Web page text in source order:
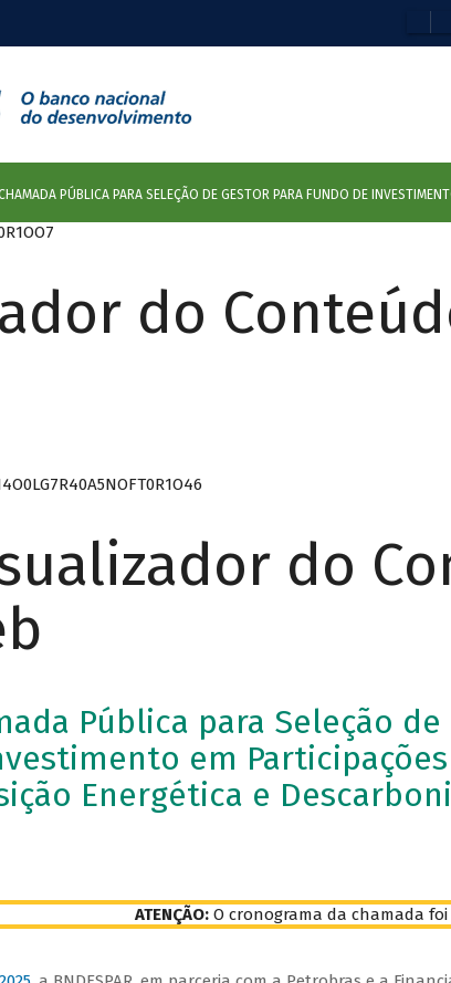
do
do
Pública para Seleção
em
Energética e
ATENÇÃO:O cronograma da chamada